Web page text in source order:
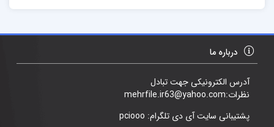
درباره ما
آدرس الکترونیکی جهت تبادل
نظرات:mehrfile.ir63@yahoo.com
پشتیبانی سایت آی دی تلگرام: pciooo